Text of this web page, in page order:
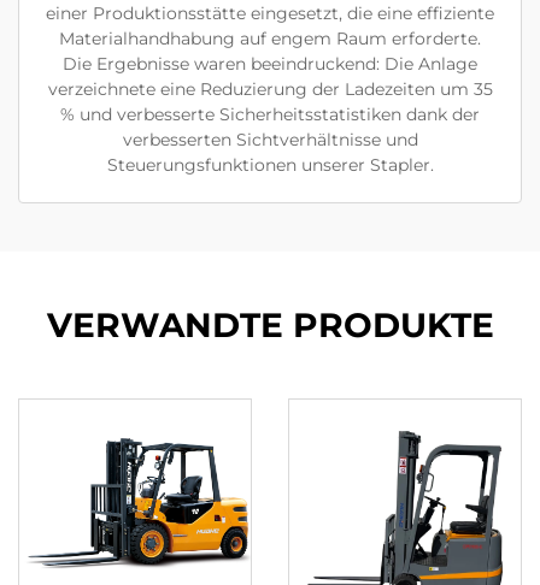
einer Produktionsstätte eingesetzt, die eine effiziente
Materialhandhabung auf engem Raum erforderte.
Die Ergebnisse waren beeindruckend: Die Anlage
verzeichnete eine Reduzierung der Ladezeiten um 35
% und verbesserte Sicherheitsstatistiken dank der
verbesserten Sichtverhältnisse und
Steuerungsfunktionen unserer Stapler.
VERWANDTE PRODUKTE